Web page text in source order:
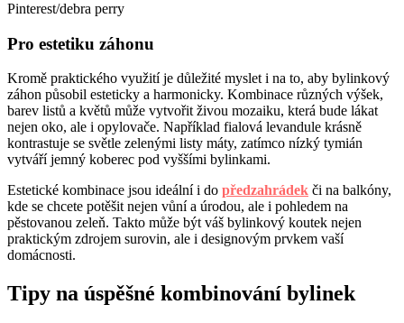
Pinterest/debra perry
Pro estetiku záhonu
Kromě praktického využití je důležité myslet i na to, aby bylinkový
záhon působil esteticky a harmonicky. Kombinace různých výšek,
barev listů a květů může vytvořit živou mozaiku, která bude lákat
nejen oko, ale i opylovače. Například fialová levandule krásně
kontrastuje se světle zelenými listy máty, zatímco nízký tymián
vytváří jemný koberec pod vyššími bylinkami.
Estetické kombinace jsou ideální i do předzahrádek či na balkóny,
kde se chcete potěšit nejen vůní a úrodou, ale i pohledem na
pěstovanou zeleň. Takto může být váš bylinkový koutek nejen
praktickým zdrojem surovin, ale i designovým prvkem vaší
domácnosti.
Tipy na úspěšné kombinování bylinek